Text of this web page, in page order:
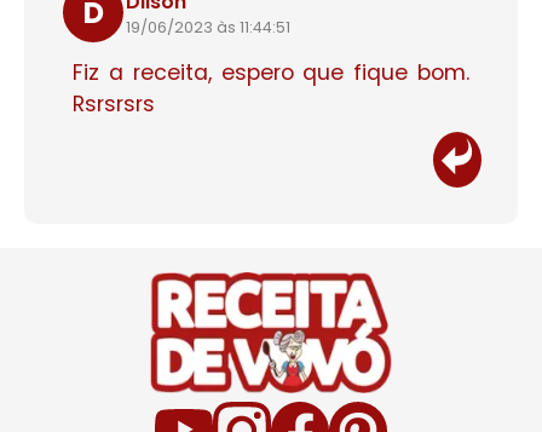
D 19/06/2023 às 11:44:51
Fiz a receita, espero que fique bom.
Rsrsrsrs